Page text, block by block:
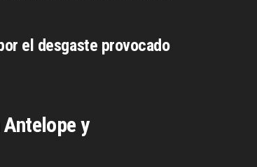
el desgaste provocado
y